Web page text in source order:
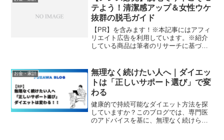
テよう！清潔感アップ＆女性ウケ
抜群の脱毛ガイド
【PR】を含みます！※本記事にはアフィ
リエイト広告を利用しています。※紹介
している商品は筆者のリサーチに基づい
子」はモテるのか？「男が脱毛？そんな
の気にしなくてもモテるで...
お金・家計
無理なく続けたい人へ｜ダイエッ
トは「正しいサポート選び」で変
わる
健康的で持続可能なダイエット方法を探
していますか？このブログでは、専門医
のアドバイスを基に、無理なく続けられ